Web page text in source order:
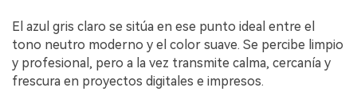
El azul gris claro se sitúa en ese punto ideal entre el
tono neutro moderno y el color suave. Se percibe limpio
y profesional, pero a la vez transmite calma, cercanía y
frescura en proyectos digitales e impresos.